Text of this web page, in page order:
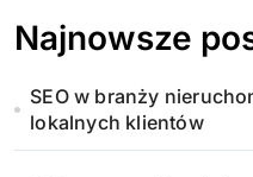
Najnowsze
SEO w branży
lokalnych klientów